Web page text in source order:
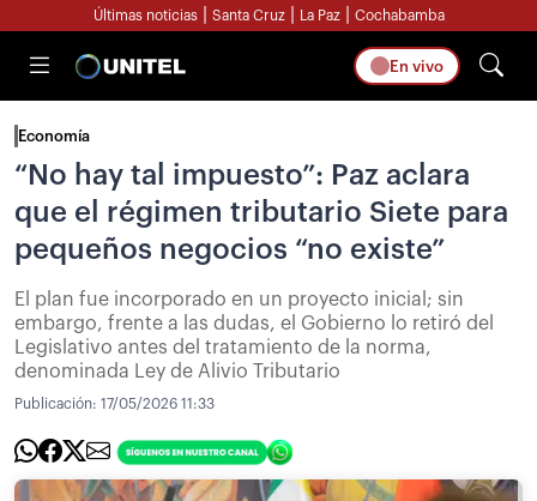
Últimas noticias Santa Cruz La Paz Cochabamba
En vivo
Economía
“No hay tal impuesto”: Paz aclara
que el régimen tributario Siete para
pequeños negocios “no existe”
El plan fue incorporado en un proyecto inicial; sin
embargo, frente a las dudas, el Gobierno lo retiró del
Legislativo antes del tratamiento de la norma,
denominada Ley de Alivio Tributario
Publicación: 17/05/2026 11:33